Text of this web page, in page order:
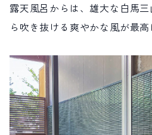
露天風呂からは、雄大な白馬
ら吹き抜ける爽やかな風が最高